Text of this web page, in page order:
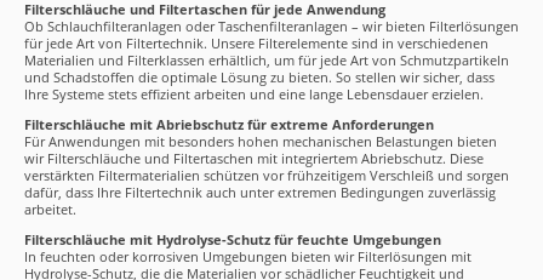
Filterschläuche und Filtertaschen für jede Anwendung
Ob Schlauchfilteranlagen oder Taschenfilteranlagen – wir bieten Filterlösungen
für jede Art von Filtertechnik. Unsere Filterelemente sind in verschiedenen
Materialien und Filterklassen erhältlich, um für jede Art von Schmutzpartikeln
und Schadstoffen die optimale Lösung zu bieten. So stellen wir sicher, dass
Ihre Systeme stets effizient arbeiten und eine lange Lebensdauer erzielen.
Filterschläuche mit Abriebschutz für extreme Anforderungen
Für Anwendungen mit besonders hohen mechanischen Belastungen bieten
wir Filterschläuche und Filtertaschen mit integriertem Abriebschutz. Diese
verstärkten Filtermaterialien schützen vor frühzeitigem Verschleiß und sorgen
dafür, dass Ihre Filtertechnik auch unter extremen Bedingungen zuverlässig
arbeitet.
Filterschläuche mit Hydrolyse-Schutz für feuchte Umgebungen
In feuchten oder korrosiven Umgebungen bieten wir Filterlösungen mit
Hydrolyse-Schutz, die die Materialien vor schädlicher Feuchtigkeit und